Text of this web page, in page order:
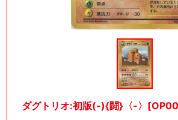
ダグトリオ:初版(-){闘}〈-〉